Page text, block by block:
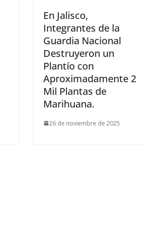
En Jalisco,
Integrantes de la
Guardia Nacional
Destruyeron un
Plantío con
Aproximadamente 2
Mil Plantas de
Marihuana.
26 de noviembre de 2025